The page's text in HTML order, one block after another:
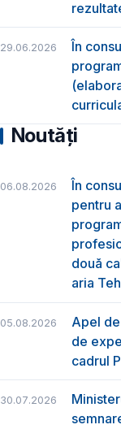
29.06.2026
În
Noutăți
06.08.2026
În
pentru
două
aria
05.08.2026
Apel
de
cadrul
30.07.2026